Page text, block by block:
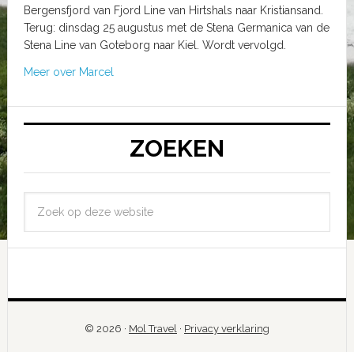
Bergensfjord van Fjord Line van Hirtshals naar Kristiansand.
Terug: dinsdag 25 augustus met de Stena Germanica van de
Stena Line van Goteborg naar Kiel. Wordt vervolgd.
Meer over Marcel
ZOEKEN
© 2026 · Mol Travel · Privacy verklaring